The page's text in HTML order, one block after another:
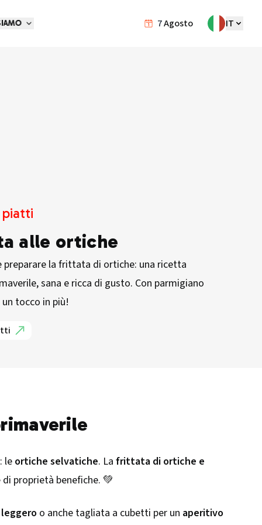
7Agosto IT
alle ortiche
preparare la frittata di ortiche: una ricetta
sana e ricca di gusto. Con parmigiano
tocco in più!
leortiche selvatiche. La frittata di ortiche e
di proprietà benefiche. 💚
o anche tagliata a cubetti per un aperitivo